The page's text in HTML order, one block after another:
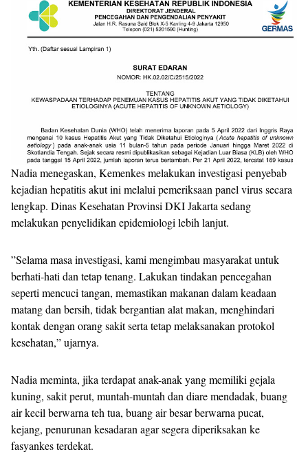
Nadia menegaskan, Kemenkes melakukan investigasi penyebab
kejadian hepatitis akut ini melalui pemeriksaan panel virus secara
lengkap. Dinas Kesehatan Provinsi DKI Jakarta sedang
melakukan penyelidikan epidemiologi lebih lanjut.
”Selama masa investigasi, kami mengimbau masyarakat untuk
berhati-hati dan tetap tenang. Lakukan tindakan pencegahan
seperti mencuci tangan, memastikan makanan dalam keadaan
matang dan bersih, tidak bergantian alat makan, menghindari
kontak dengan orang sakit serta tetap melaksanakan protokol
kesehatan,” ujarnya.
Nadia meminta, jika terdapat anak-anak yang memiliki gejala
kuning, sakit perut, muntah-muntah dan diare mendadak, buang
air kecil berwarna teh tua, buang air besar berwarna pucat,
kejang, penurunan kesadaran agar segera diperiksakan ke
fasyankes terdekat.